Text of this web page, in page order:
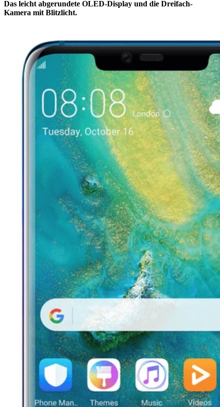
Das leicht abgerundete OLED-Display und die Dreifach-
Kamera mit Blitzlicht.